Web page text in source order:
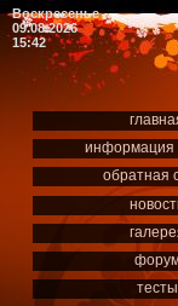
Воскресенье
09.08.2026
15:42
информация
обратная
тесты